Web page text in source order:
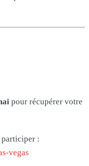
pour récupérer votre
:
vegas